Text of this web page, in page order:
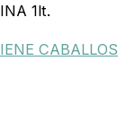
1lt.
CABALLOS